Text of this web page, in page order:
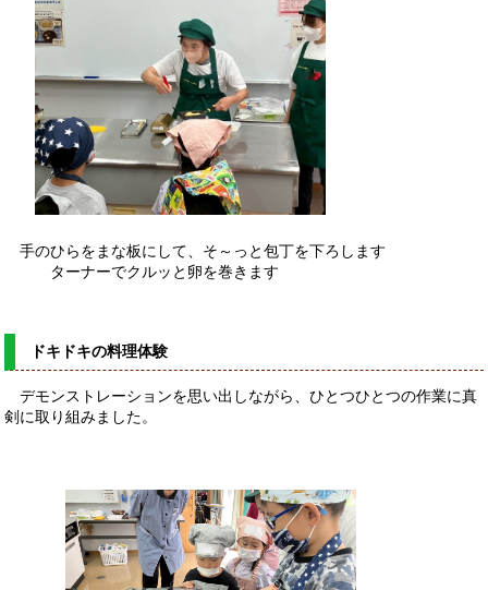
手のひらをまな板にして、そ～っと包丁を下ろします
ターナーでクルッと卵を巻きます
ドキドキの料理体験
デモンストレーションを思い出しながら、ひとつひとつの作業に真
剣に取り組みました。